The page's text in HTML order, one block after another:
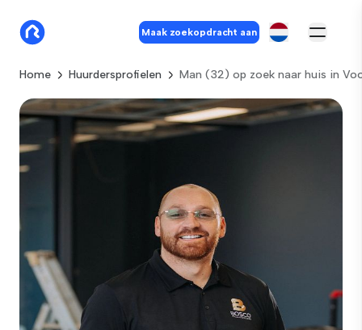
Maak zoekopdracht aan
Home Huurdersprofielen Man (32) op zoek naar huis in